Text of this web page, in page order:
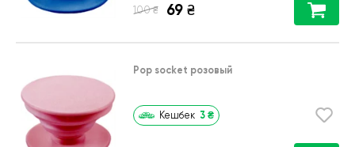
100 ₴ 69 ₴
Pop socket розовый
Кешбек 3 ₴